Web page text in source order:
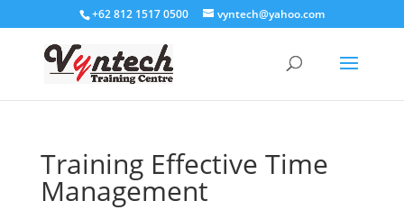
+62 812 1517 0500 vyntech@yahoo.com
Training Effective Time
Management